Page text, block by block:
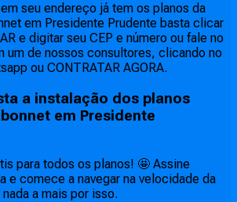
seu endereço já tem os planos da
em Presidente Prudente basta clicar
e digitar seu CEP e número ou fale no
um de nossos consultores, clicando no
ou CONTRATAR AGORA.
a instalação dos planos
em Presidente
para todos os planos! 🤩 Assine
e comece a navegar na velocidade da
a mais por isso.